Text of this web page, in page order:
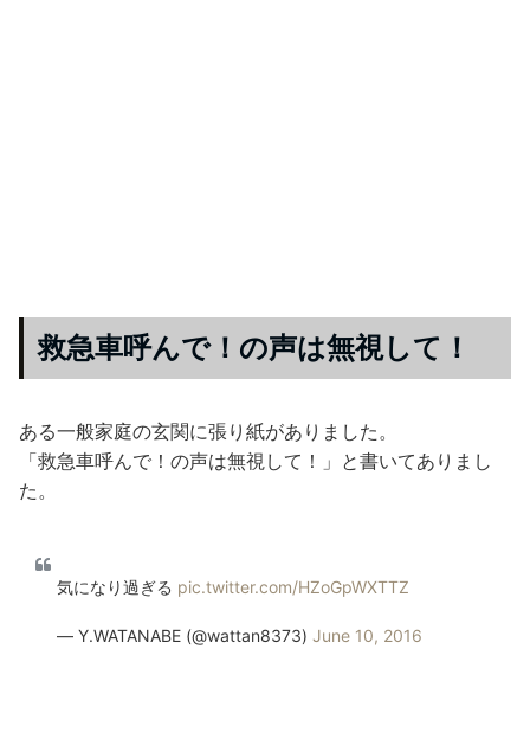
救急車呼んで！の声は無視して！
ある一般家庭の玄関に張り紙がありました。
「救急車呼んで！の声は無視して！」と書いてありまし
た。
気になり過ぎる pic.twitter.com/HZoGpWXTTZ
— Y.WATANABE (@wattan8373) June 10, 2016